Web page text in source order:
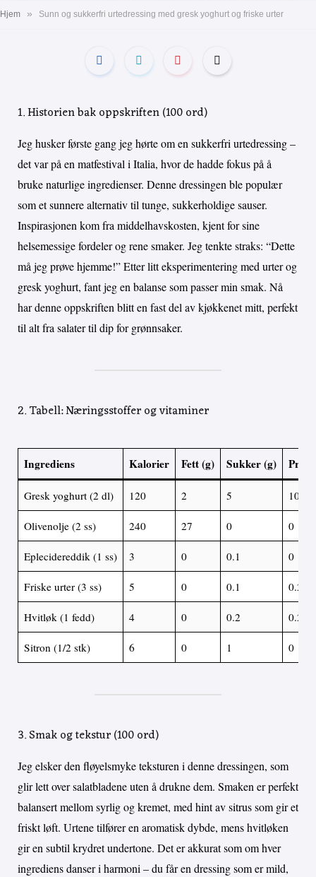
Hjem » Sunn og sukkerfri urtedressing med gresk yoghurt og friske urter
1. Historien bak oppskriften (100 ord)
Jeg husker første gang jeg hørte om en sukkerfri urtedressing –
det var på en matfestival i Italia, hvor de hadde fokus på å
bruke naturlige ingredienser. Denne dressingen ble populær
som et sunnere alternativ til tunge, sukkerholdige sauser.
Inspirasjonen kom fra middelhavskosten, kjent for sine
helsemessige fordeler og rene smaker. Jeg tenkte straks: “Dette
må jeg prøve hjemme!” Etter litt eksperimentering med urter og
gresk yoghurt, fant jeg en balanse som passer min smak. Nå
har denne oppskriften blitt en fast del av kjøkkenet mitt, perfekt
til alt fra salater til dip for grønnsaker.
2. Tabell: Næringsstoffer og vitaminer
Ingrediens Kalorier Fett (g) Sukker (g)
Gresk yoghurt (2 dl) 120 2 5 10
Olivenolje (2 ss) 240 27 0 0
Eplecidereddik (1 ss) 3 0 0.1 0
Friske urter (3 ss) 5 0 0.1 0.2
Hvitløk (1 fedd) 4 0 0.2 0.2
Sitron (1/2 stk) 6 0 1 0
3. Smak og tekstur (100 ord)
Jeg elsker den fløyelsmyke teksturen i denne dressingen, som
glir lett over salatbladene uten å drukne dem. Smaken er perfekt
balansert mellom syrlig og kremet, med hint av sitrus som gir et
friskt løft. Urtene tilfører en aromatisk dybde, mens hvitløken
gir en subtil krydret undertone. Det er akkurat som om hver
ingrediens danser i harmoni – du får en dressing som er mild,